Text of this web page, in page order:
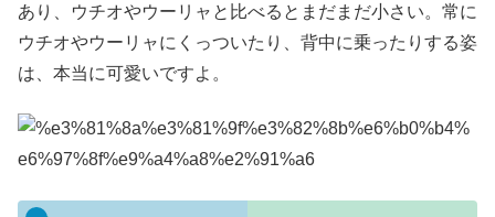
あり、ウチオやウーリャと比べるとまだまだ小さい。常に
ウチオやウーリャにくっついたり、背中に乗ったりする姿
は、本当に可愛いですよ。